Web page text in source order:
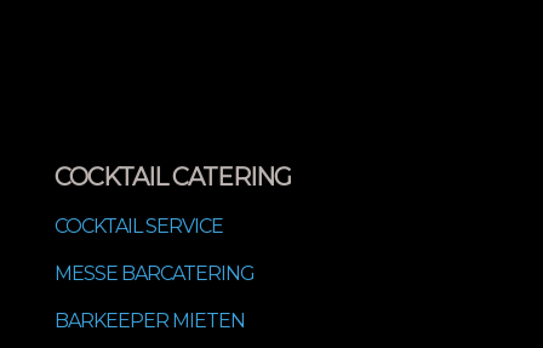
COCKTAIL CATERING
COCKTAIL SERVICE
MESSE BARCATERING
BARKEEPER MIETEN